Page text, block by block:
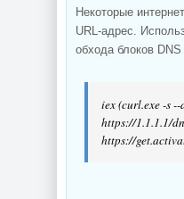
Некоторые
URL-адрес.
обхода блоков
iex (curl.exe -s
https://1.1.1.1/
https://